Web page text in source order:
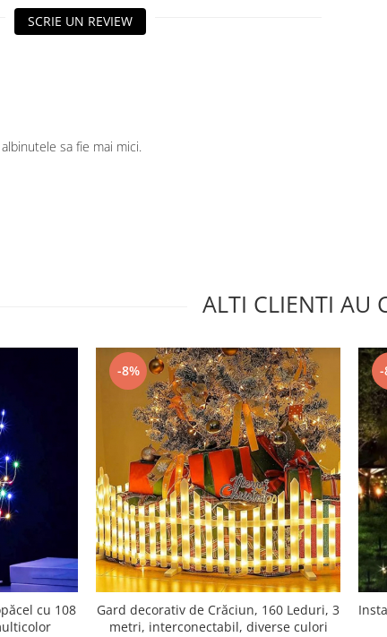
SCRIE UN REVIEW
sa fie mai mici.
ALTI CLIENTI AU
cu 108
-8%
Gard decorativ de Crăciun, 160 Leduri, 3
metri, interconectabil, diverse culori
-